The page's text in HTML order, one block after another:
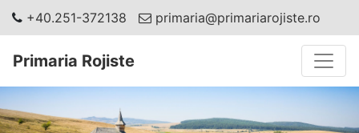
+40.251-372138 primaria@primariarojiste.ro
Primaria Rojiste